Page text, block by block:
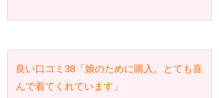
良い口コミ38「娘のために購入。とても喜
んで着てくれています」